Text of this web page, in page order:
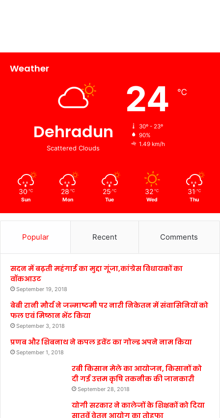
Weather
Dehradun
Scattered Clouds
24 ℃
30º - 23º
90%
1.49 km/h
30 ℃
Sun
28 ℃
Mon
25 ℃
Tue
32 ℃
Wed
31 ℃
Thu
Popular Recent Comments
सदन में बढ़ती महंगाई का मुद्दा गूंजा,कांग्रेस विधायकों का
वॉकआउट
September 19, 2018
बेबी रानी मौर्य ने जन्माष्टमी पर नारी निकेतन में संवासिनियों को
फल एवं मिष्ठान भेंट किया
September 3, 2018
प्रणब और शिबनाथ ने कपल इवेंट का गोल्ड अपने नाम किया
September 1, 2018
रबी किसान मेले का आयोजन, किसानों को
दी गई उत्तम कृषि तकनीक की जानकारी
September 28, 2018
योगी सरकार ने कालेजों के शिक्षकों को दिया
सातवें वेतन आयोग का तोहफा